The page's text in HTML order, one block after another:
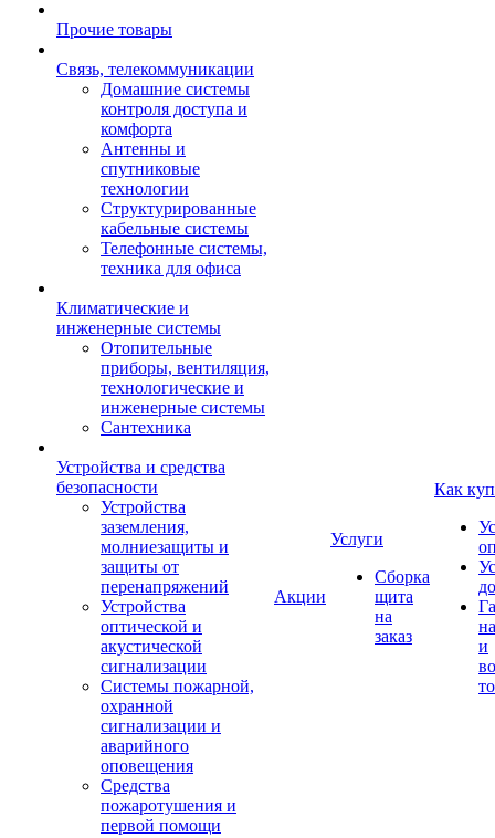
Прочие товары
Связь, телекоммуникации
Домашние системы
контроля доступа и
комфорта
Антенны и
спутниковые
технологии
Структурированные
кабельные системы
Телефонные системы,
техника для офиса
Климатические и
инженерные системы
Отопительные
приборы, вентиляция,
технологические и
инженерные системы
Сантехника
Устройства и средства
безопасности
Устройства
заземления,
молниезащиты и
защиты от
перенапряжений
Устройства
оптической и
акустической
сигнализации
Системы пожарной,
охранной
сигнализации и
аварийного
оповещения
Средства
пожаротушения и
первой помощи
Акции
Услуги
Сборка
щита
на
заказ
Как
и